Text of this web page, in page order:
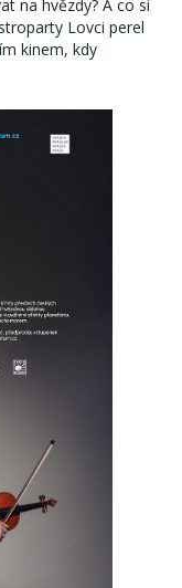
na hvězdy? A co si
Lovci perel
kinem, kdy